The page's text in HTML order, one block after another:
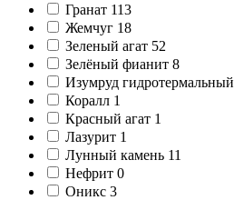
Гранат 113
Жемчуг 18
Зеленый агат 52
Зелёный фианит 8
Изумруд гидротермальный
Коралл 1
Красный агат 1
Лазурит 1
Лунный камень 11
Нефрит 0
Оникс 3